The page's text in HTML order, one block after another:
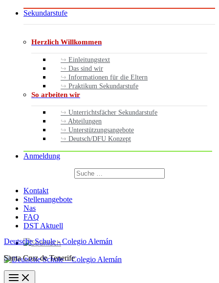
Sekundarstufe
Herzlich Willkommen
Einleitungstext
Das sind wir
Informationen für die Eltern
Praktikum Sekundarstufe
So arbeiten wir
Unterrichtsfächer Sekundarstufe
Abteilungen
Unterstützungsangebote
Deutsch/DFU Konzept
Anmeldung
Suchen
nach:
Kontakt
Stellenangebote
Nas
FAQ
DST Aktuell
Deutsche Schule - Colegio Alemán
Santa Cruz de Tenerife